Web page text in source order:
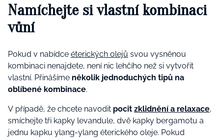
Namíchejte si vlastní kombinaci
vůní
Pokud v nabídce éterických olejů svou vysněnou
kombinaci nenajdete, není nic lehčího než si vytvořit
vlastní. Přinášíme několik jednoduchých tipů na
oblíbené kombinace.
V případě, že chcete navodit pocit zklidnění a relaxace,
smíchejte tři kapky levandule, dvě kapky bergamotu a
jednu kapku ylang-ylang éterického oleje. Pokud